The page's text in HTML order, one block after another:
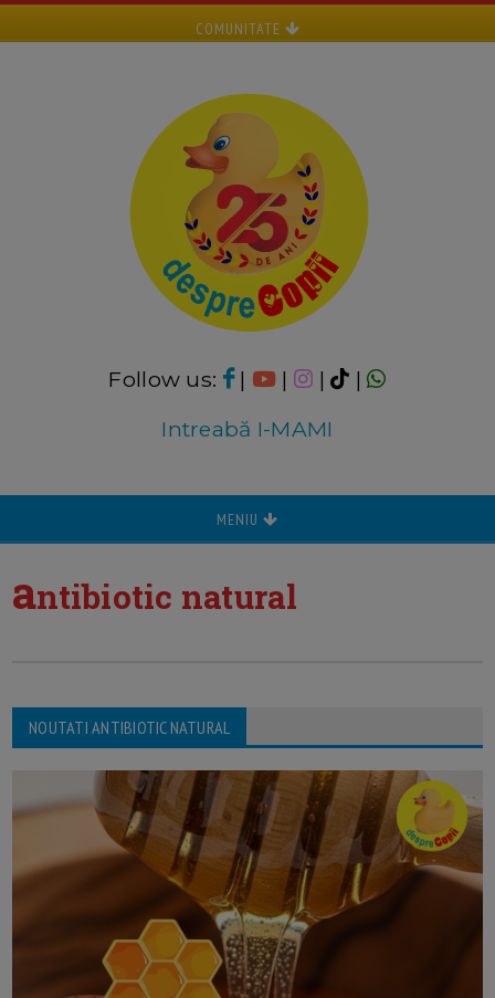
COMUNITATE
Follow us: | | |
|
Intreabă I-MAMI
MENIU
antibiotic natural
NOUTATI ANTIBIOTIC NATURAL